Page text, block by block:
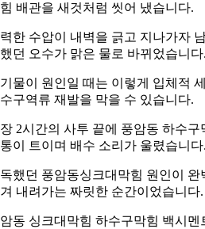
배관을 새것처럼 씻어 냈습니다.
한 수압이 내벽을 긁고 지나가자
던 오수가 맑은 물로 바뀌었습니다.
물이 원인일 때는 이렇게 입체적
구역류 재발을 막을 수 있습니다.
2시간의 사투 끝에 풍암동 하수
이 트이며 배수 소리가 울렸습니다.
했던 풍암동싱크대막힘 원인이
내려가는 짜릿한 순간이었습니다.
동 싱크대막힘 하수구막힘 백시멘